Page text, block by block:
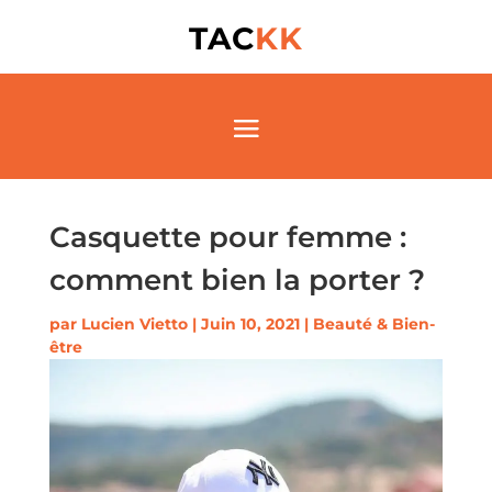
TACKK
Casquette pour femme :
comment bien la porter ?
par Lucien Vietto| Juin 10, 2021| Beauté & Bien-
être